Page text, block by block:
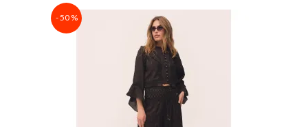
- 50 %